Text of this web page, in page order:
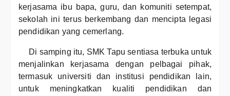
kerjasama ibu bapa, guru, dan komuniti setempat,
sekolah ini terus berkembang dan mencipta legasi
pendidikan yang cemerlang.
Di samping itu, SMK Tapu sentiasa terbuka untuk
menjalinkan kerjasama dengan pelbagai pihak,
termasuk universiti dan institusi pendidikan lain,
untuk meningkatkan kualiti pendidikan dan